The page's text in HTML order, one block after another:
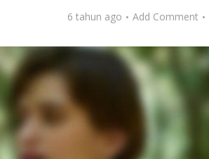
6 tahun ago Add Comment